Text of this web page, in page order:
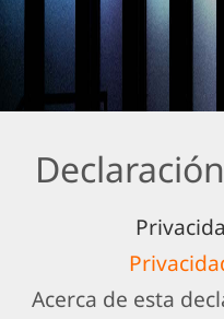
Acerca de esta